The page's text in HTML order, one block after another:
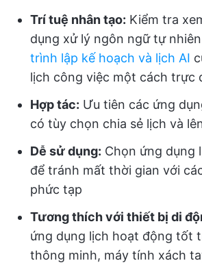
Trí tuệ nhân tạo: Kiểm tra
dụng xử lý ngôn ngữ tự
trình lập kế hoạch và lịch AI
lịch công việc một cách trực
Hợp tác: Ưu tiên các ứng
có tùy chọn chia sẻ lịch và
Dễ sử dụng: Chọn ứng dụng
để tránh mất thời gian với
phức tạp
Tương thích với thiết bị di
ứng dụng lịch hoạt động tốt
thông minh, máy tính xách